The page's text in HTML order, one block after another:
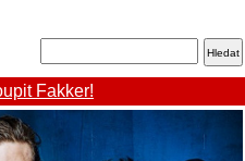
Fakker!